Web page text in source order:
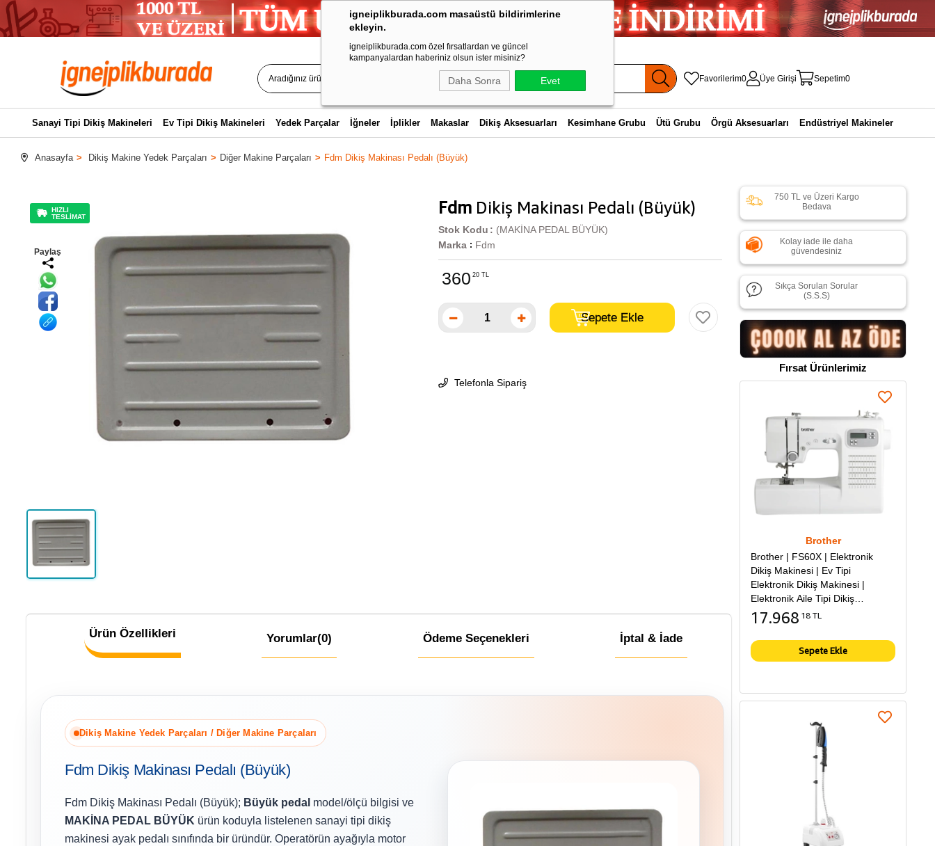
igneiplikburada.com masaüstü bildirimlerine
ekleyin.
igneiplikburada.com özel fırsatlardan ve güncel
kampanyalardan haberiniz olsun ister misiniz?
Daha Sonra Evet Favorilerim0 Üye Girişi Sepetim0
Sanayi Tipi Dikiş Makineleri Ev Tipi Dikiş Makineleri Yedek Parçalar İğneler İplikler Makaslar Dikiş Aksesuarları Kesimhane Grubu Ütü Grubu Örgü Aksesuarları Endüstriyel Makineler
Anasayfa Dikiş Makine Yedek Parçaları Diğer Makine Parçaları Fdm Dikiş Makinası Pedalı (Büyük)
HIZLI
TESLİMAT
Paylaş
Fdm Dikiş Makinası Pedalı (Büyük)
(MAKİNA PEDAL BÜYÜK)
Stok Kodu
Marka : Fdm
360 20 TL
Telefonla Sipariş
Ürün Özellikleri Yorumlar(0) Ödeme Seçenekleri İptal & İade
Dikiş Makine Yedek Parçaları / Diğer Makine Parçaları
Fdm Dikiş Makinası Pedalı (Büyük)
Fdm Dikiş Makinası Pedalı (Büyük); Büyük pedal model/ölçü bilgisi ve
MAKİNA PEDAL BÜYÜK ürün koduyla listelenen sanayi tipi dikiş
makinesi ayak pedalı sınıfında bir üründür. Operatörün ayağıyla motor
750 TL ve Üzeri Kargo
Bedava
Kolay iade ile daha
güvendesiniz
Sıkça Sorulan Sorular
(S.S.S)
Fırsat Ürünlerimiz
Brother
Brother | FS60X | Elektronik
Dikiş Makinesi | Ev Tipi
Elektronik Dikiş Makinesi |
Elektronik Aile Tipi Dikiş
Makinesi
17.968 18 TL
Sepete Ekle